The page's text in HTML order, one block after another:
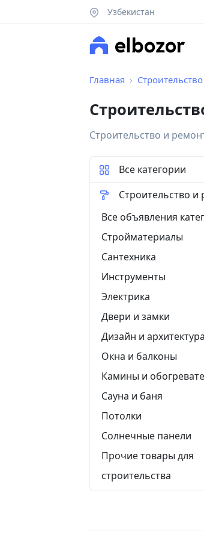
Узбекистан
Главная
Строительство и
Все категории
Строительство и
Все объявления
Стройматериалы
Сантехника
Инструменты
Электрика
Двери и замки
Дизайн и архитектура
Окна и балконы
Камины и
Сауна и баня
Потолки
Солнечные панели
Прочие товары для
строительства